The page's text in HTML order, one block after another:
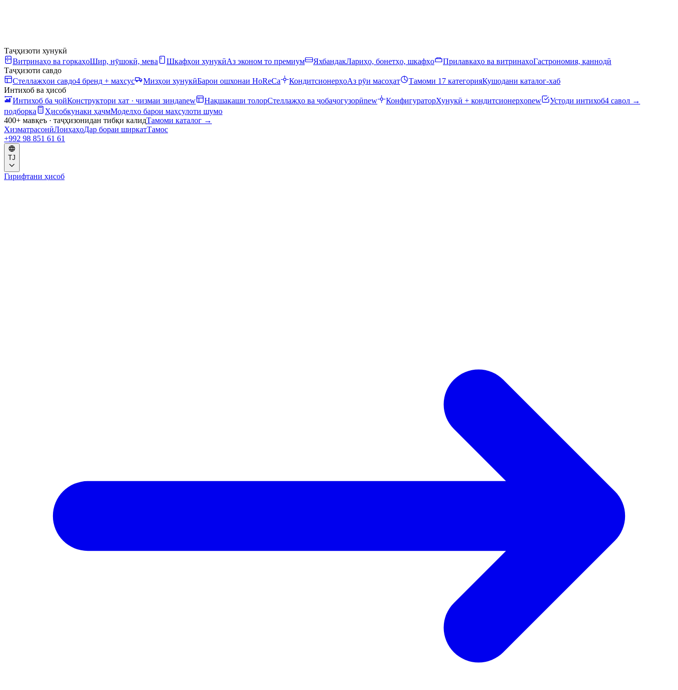
Таҷҳизоти хунукӣ
Витринаҳо ва горкаҳоШир, нӯшокӣ, мева Шкафҳои хунукӣАз эконом то премиум ЯхбандакЛариҳо, бонетҳо, шкафҳо Прилавкаҳо ва витринаҳоГастрономия, қаннодӣ
Таҷҳизоти савдо
Стеллажҳои савдо4 бренд + махсус Мизҳои хунукӣБарои ошхонаи HoReCa КондитсионерҳоАз рӯи масоҳат Тамоми 17 категорияКушодани каталог-хаб
Интихоб ва ҳисоб
Интихоб ба ҷойКонструктори хат · чизмаи зиндаnew Нақшакаши толорСтеллажҳо ва ҷобаҷогузорӣnew КонфигураторХунукӣ + кондитсионерҳоnew Устоди интихоб4 савол →
подборка
Ҳисобкунаки ҳаҷмМоделҳо барои маҳсулоти шумо
400+ мавқеъ · таҷҳизонидан тибқи калидТамоми каталог →
ХизматрасонӣЛоиҳаҳоДар бораи ширкатТамос
+992 98 851 61 61
TJ
Гирифтани ҳисоб